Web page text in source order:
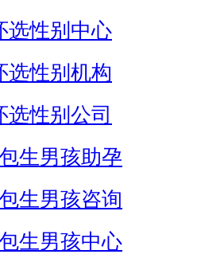
选性别中心
选性别机构
选性别公司
生男孩助孕
生男孩咨询
生男孩中心